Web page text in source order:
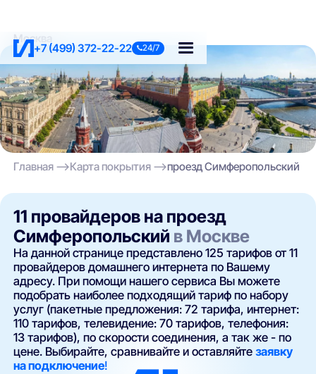
+7 (499) 372-22-22 24/7
Москва
Главная Карта покрытия проезд Симферопольский
11 провайдеров на проезд
Симферопольский в Москве
На данной странице представлено 125 тарифов от 11
провайдеров домашнего интернета по Вашему
адресу. При помощи нашего сервиса Вы можете
подобрать наиболее подходящий тариф по набору
услуг (пакетные предложения: 72 тарифа, интернет:
110 тарифов, телевидение: 70 тарифов, телефония:
13 тарифов), по скорости соединения, а так же - по
цене. Выбирайте, сравнивайте и оставляйтезаявку
на подключение!